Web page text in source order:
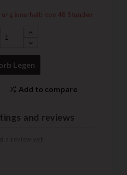
innerhalb von 48 Stunden
Legen
Add to compare
and reviews